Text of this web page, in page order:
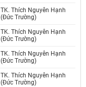
TK. Thích Nguyên Hạnh
(Đức Trường)
TK. Thích Nguyên Hạnh
(Đức Trường)
TK. Thích Nguyên Hạnh
(Đức Trường)
TK. Thích Nguyên Hạnh
(Đức Trường)